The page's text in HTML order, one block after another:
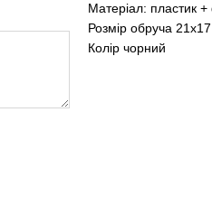
Матеріал: пластик
Розмір обруча 21х17
Колір чорний